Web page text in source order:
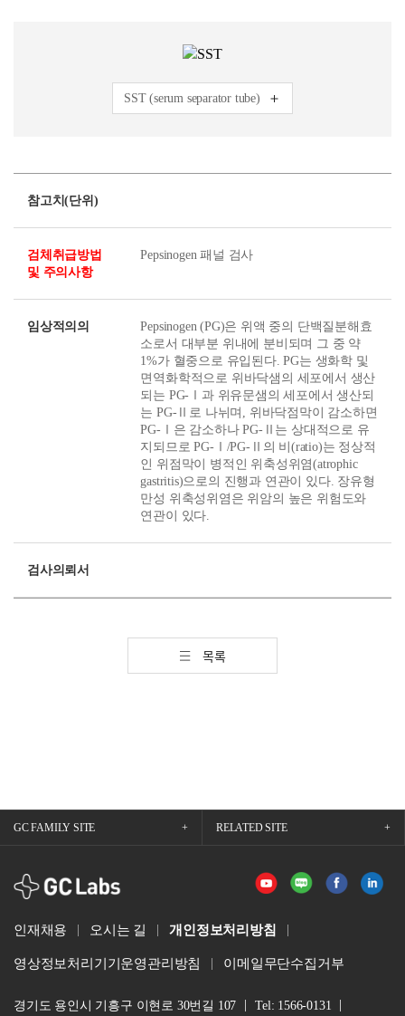
SST (serum separator tube)
참고치(단위)
검체취급방법
및 주의사항
Pepsinogen 패널 검사
임상적의의
Pepsinogen (PG)은 위액 중의 단백질분해효
소로서 대부분 위내에 분비되며 그 중 약
1%가 혈중으로 유입된다. PG는 생화학 및
면역화학적으로 위바닥샘의 세포에서 생산
되는 PG-Ⅰ과 위유문샘의 세포에서 생산되
는 PG-Ⅱ로 나뉘며, 위바닥점막이 감소하면
PG-Ⅰ은 감소하나 PG-Ⅱ는 상대적으로 유
지되므로 PG-Ⅰ/PG-Ⅱ의 비(ratio)는 정상적
인 위점막이 병적인 위축성위염(atrophic
gastritis)으로의 진행과 연관이 있다. 장유형
만성 위축성위염은 위암의 높은 위험도와
연관이 있다.
검사의뢰서
목록
GC FAMILY SITE RELATED SITE
GCLabs
인재채용 오시는 길 개인정보처리방침
영상정보처리기기운영관리방침 이메일무단수집거부
경기도 용인시 기흥구 이현로 30번길 107 Tel: 1566-0131